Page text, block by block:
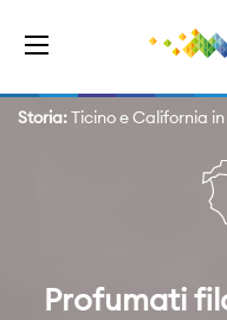
Storia:Ticino e California
Profumati